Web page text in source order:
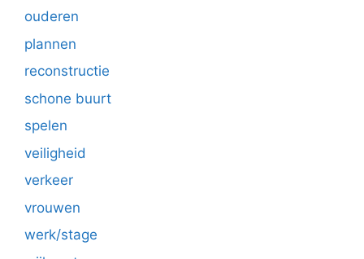
ouderen
plannen
reconstructie
schone buurt
spelen
veiligheid
verkeer
vrouwen
werk/stage